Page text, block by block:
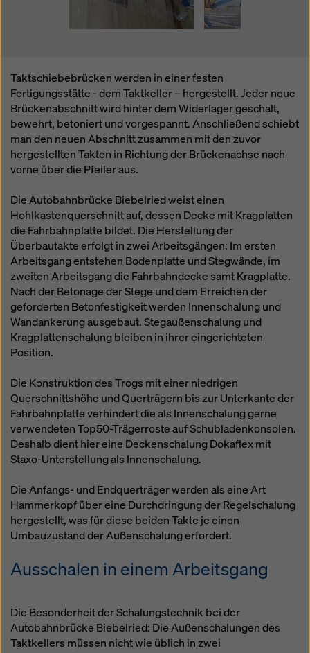
Taktschiebebrücken werden in einer festen
Fertigungsstätte - dem Taktkeller – hergestellt. Jeder neue
Brückenabschnitt wird hinter dem Widerlager geschalt,
bewehrt, betoniert und vorgespannt. Anschließend schiebt
man den neuen Abschnitt zusammen mit den zuvor
hergestellten Takten in Richtung der Brückenachse nach
vorne über die Pfeiler aus.
Die Autobahnbrücke Biebelried weist einen
Hohlkastenquerschnitt auf, dessen Decke mit Kragplatten
die Fahrbahnplatte bildet. Die Herstellung der
Überbautakte erfolgt in zwei Arbeitsgängen: Im ersten
Arbeitsgang entstehen Bodenplatte und Stegwände, im
zweiten Arbeitsgang die Fahrbahndecke samt Kragplatte.
Nach der Betonage der Stege und dem Erreichen der
geforderten Betonfestigkeit werden Innenschalung und
Wandankerung ausgebaut. Stegaußenschalung und
Kragplattenschalung bleiben in ihrer eingerichteten
Position.
Die Konstruktion des Trogs mit einer niedrigen
Querschnittshöhe und Querträgern bis zur Unterkante der
Fahrbahnplatte verhindert die als Innenschalung gerne
verwendeten Top50-Trägerroste auf Schubladenkonsolen.
Deshalb dient hier eine Deckenschalung Dokaflex mit
Staxo-Unterstellung als Innenschalung.
Die Anfangs- und Endquerträger werden als eine Art
Hammerkopf über eine Durchdringung der Regelschalung
hergestellt, was für diese beiden Takte je einen
Umbauzustand der Außenschalung erfordert.
Ausschalen in einem Arbeitsgang
Die Besonderheit der Schalungstechnik bei der
Autobahnbrücke Biebelried: Die Außenschalungen des
Taktkellers müssen nicht wie üblich in zwei
Überwachungszwecken unterliegen und dagegen
keine wirksamen Rechtsbehelfe zur Verfügung
auf Cookie Einstellungen am Ende dieser Website
klicken und die entsprechenden Checkboxen
verwenden. Sie können Ihre Einwilligung jederzeit
grundlos mit Wirkung für die Zukunft widerrufen,
indem Sie zB aufCookie Einstellungenam Ende
dieser Website klicken.
in unserer Datenschutzerklärung. Wir bieten Ihnen
auch die Möglichkeit, Ihre Cookies auszuwählen
(Erweiterte Cookie-Einstellungen).